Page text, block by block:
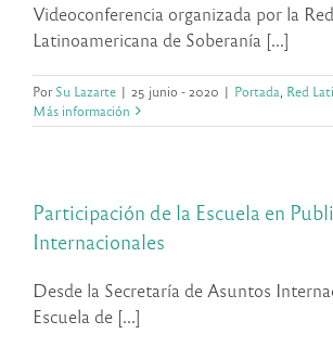
Videoconferencia organizada por la Red
Latinoamericana de Soberanía [...]
PorSu Lazarte | 25 junio - 2020 | Portada Red
Más información
Participación de la Escuela en
Internacionales
Desde la Secretaría de Asuntos
Escuela de [...]